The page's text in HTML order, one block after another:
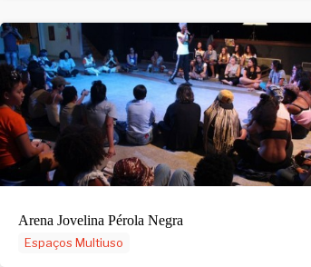
Arena Jovelina Pérola Negra
Espaços Multiuso